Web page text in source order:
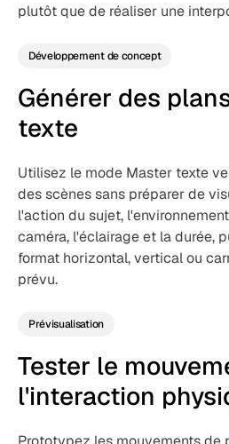
plutôt que de réaliser une
Développement de concept
Générer des
texte
Utilisez le mode Master texte
des scènes sans préparer de
l'action du sujet,
caméra, l'éclairage et la durée,
format horizontal, vertical ou
prévu.
Prévisualisation
Tester le
l'interaction